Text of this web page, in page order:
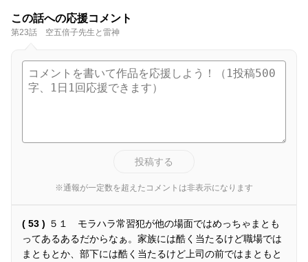
この話への応援コメント
第23話 空五倍子先生と雷神
投稿する
※通報が一定数を超えたコメントは非表示になります
( 53 ) ５１ モラハラ常習犯が他の場面ではめっちゃまとも
ってあるあるだからなぁ。家族には酷く当たるけど職場では
まともとか、部下には酷く当たるけど上司の前ではまともと